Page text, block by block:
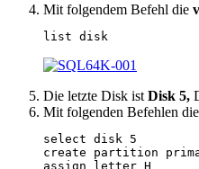
Mit folgendem Befehl die
list disk
Die letzte Disk ist Disk 5,
Mit folgenden Befehlen
select disk 5
create partition
assign letter H